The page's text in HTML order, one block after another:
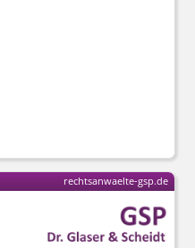
rechtsanwaelte-gsp.de